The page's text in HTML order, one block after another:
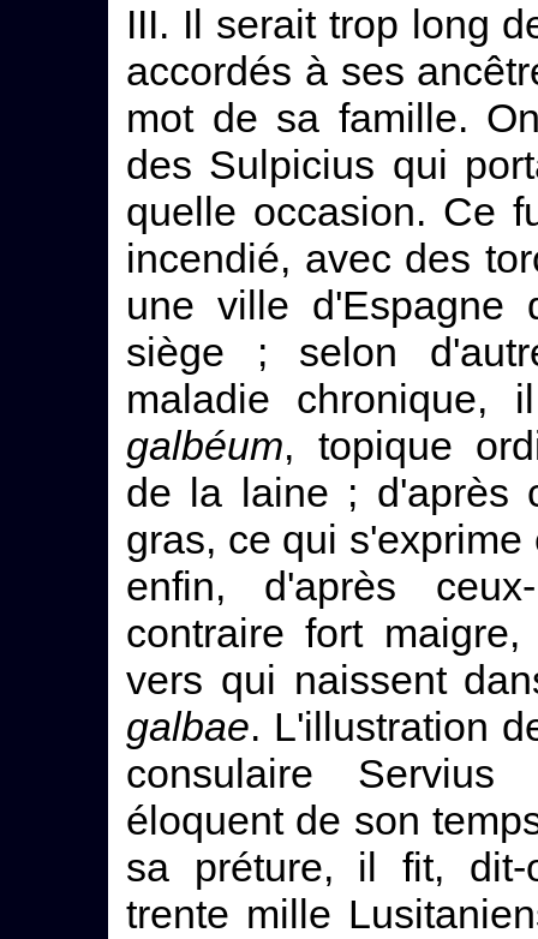
III. Il serait trop long
accordés à ses
mot de sa famille.
des Sulpicius qui
quelle occasion. Ce
incendié, avec des
une ville
siège ; selon
maladie chronique,
galbéum, topique
de la laine ; d'après
gras, ce qui
enfin, d'après
contraire fort
vers qui naissent
galbae. L'illustration
consulaire
éloquent de son
sa préture, il fit, dit-
trente mille